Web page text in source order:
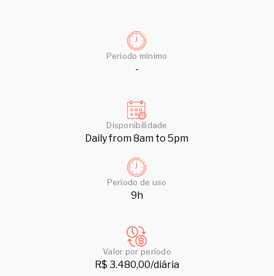
Período mínimo
-
Disponibilidade
Daily from 8am to 5pm
Período de uso
9h
Valor por período
R$ 3.480,00/diária